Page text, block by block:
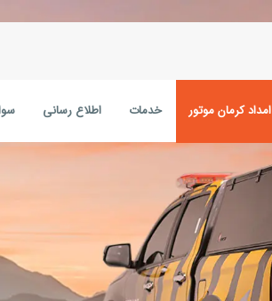
امداد کرمان موتور خدمات اطلاع رسانی